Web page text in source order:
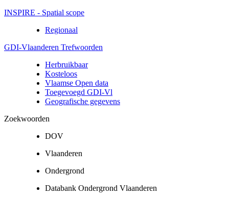
INSPIRE - Spatial scope
Regionaal
GDI-Vlaanderen Trefwoorden
Herbruikbaar
Kosteloos
Vlaamse Open data
Toegevoegd GDI-Vl
Geografische gegevens
Zoekwoorden
DOV
Vlaanderen
Ondergrond
Databank Ondergrond Vlaanderen